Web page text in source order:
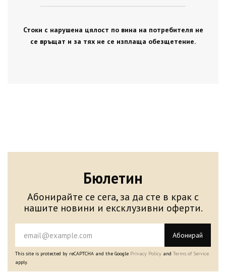
Стоки с нарушена цялост по вина на потребителя не
се връщат и за тях не се изплаща обезщетение.
Бюлетин
Абонирайте се сега, за да сте в крак с
нашите новини и ексклузивни оферти.
Абонирай
This site is protected by reCAPTCHA and the Google Privacy Policy and Terms of Service
apply.